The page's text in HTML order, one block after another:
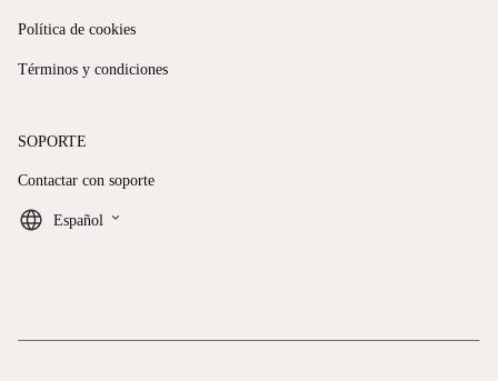
Política de cookies
Términos y condiciones
SOPORTE
Contactar con soporte
Español keyboard_arrow_down